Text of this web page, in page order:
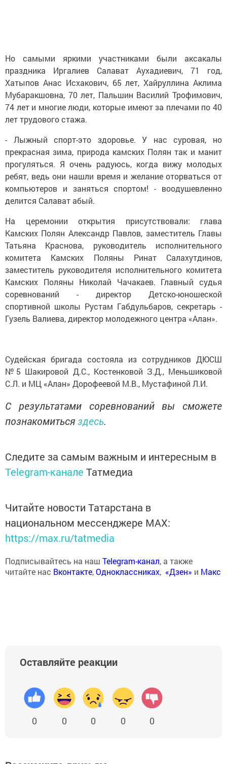
Но самыми яркими участниками были аксакалы
праздника Иргалиев Салават Аухадиевич, 71 год,
Хатыпов Анас Исхакович, 65 лет, Хайруллина Аклима
Мубаракшовна, 70 лет, Пальшин Василий Трофимович,
74 лет и многие люди, которые имеют за плечами по 40
лет трудового стажа.
- Лыжный спорт-это здоровье. У нас суровая, но
прекрасная зима, природа камских Полян так и манит
прогуляться. Я очень радуюсь, когда вижу молодых
ребят, ведь они нашли время и желание оторваться от
компьютеров и заняться спортом! - воодушевленно
делится Салават абый.
На церемонии открытия присутствовали: глава
Камских Полян Александр Павлов, заместитель Главы
Татьяна Краснова, руководитель исполнительного
комитета Камских Поляны Ринат Салахутдинов,
заместитель руководителя исполнительного комитета
Камских Поляны Николай Чачакаев. Главный судья
соревнований - директор Детско-юношеской
спортивной школы Рустам Габдульбаров, секретарь -
Гузель Валиева, директор молодежного центра «Алан».
Судейская бригада состояла из сотрудников ДЮСШ
№5 Шакировой Д.С., Костенковой З.Д., Меньшиковой
С.Л. и МЦ «Алан» Дорофеевой М.В., Мустафиной Л.И.
С результатами соревнований вы сможете
познакомитьсяздесь.
Следите за самым важным и интересным в
Telegram-канале Татмедиа
Читайте новости Татарстана в
национальном мессенджере MАХ:
https://max.ru/tatmedia
Подписывайтесь на наш Telegram-канал, а также
читайте нас Вконтакте,Одноклассниках, «Дзен» и Макс
Оставляйте реакции
0 0 0 0 0